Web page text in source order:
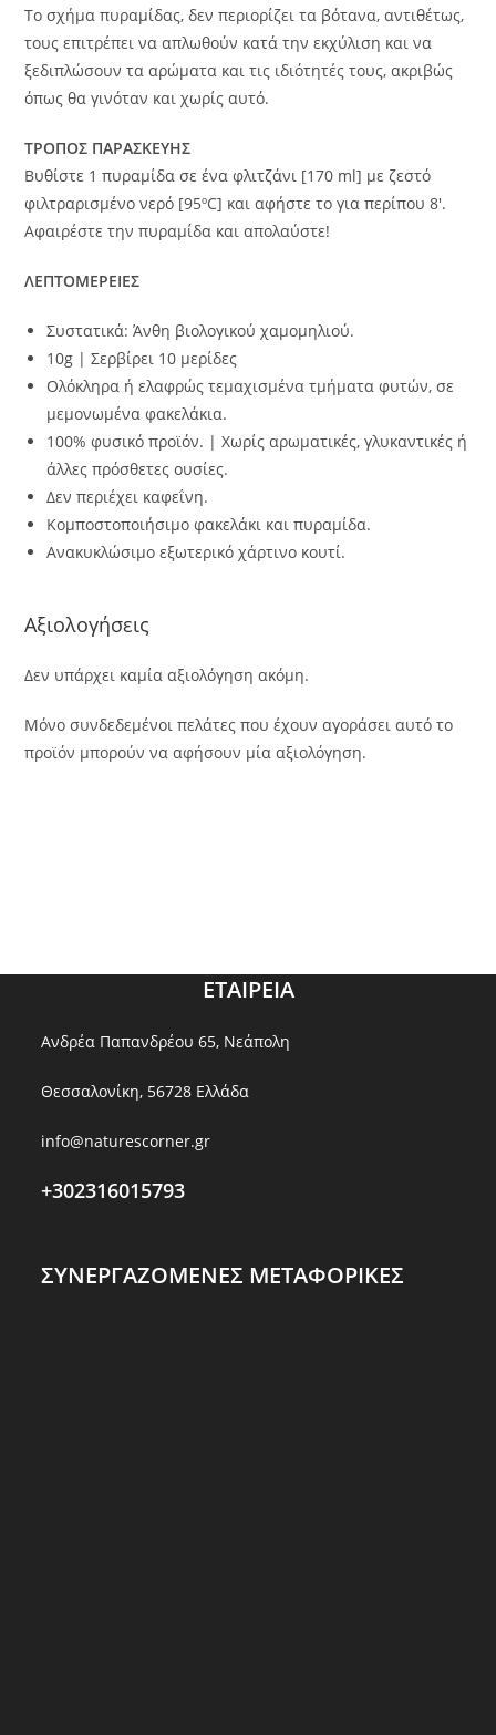
Το σχήμα πυραμίδας, δεν περιορίζει τα βότανα, αντιθέτως,
τους επιτρέπει να απλωθούν κατά την εκχύλιση και να
ξεδιπλώσουν τα αρώματα και τις ιδιότητές τους, ακριβώς
όπως θα γινόταν και χωρίς αυτό.
ΤΡΟΠΟΣ ΠΑΡΑΣΚΕΥΗΣ
Βυθίστε 1 πυραμίδα σε ένα φλιτζάνι [170 ml] με ζεστό
φιλτραρισμένο νερό [95ºC] και αφήστε το για περίπου 8′.
Αφαιρέστε την πυραμίδα και απολαύστε!
ΛΕΠΤΟΜΕΡΕΙΕΣ
Συστατικά: Άνθη βιολογικού χαμομηλιού.
10g | Σερβίρει 10 μερίδες
Ολόκληρα ή ελαφρώς τεμαχισμένα τμήματα φυτών, σε
μεμονωμένα φακελάκια.
100% φυσικό προϊόν. | Χωρίς αρωματικές, γλυκαντικές ή
άλλες πρόσθετες ουσίες.
Δεν περιέχει καφεΐνη.
Κομποστοποιήσιμο φακελάκι και πυραμίδα.
Ανακυκλώσιμο εξωτερικό χάρτινο κουτί.
Αξιολογήσεις
Δεν υπάρχει καμία αξιολόγηση ακόμη.
Μόνο συνδεδεμένοι πελάτες που έχουν αγοράσει αυτό το
προϊόν μπορούν να αφήσουν μία αξιολόγηση.
ΕΤΑΙΡΕΙΑ
Ανδρέα Παπανδρέου 65, Νεάπολη
Θεσσαλονίκη, 56728 Ελλάδα
info@naturescorner.gr
+302316015793
ΣΥΝΕΡΓΑΖΟΜΕΝΕΣ ΜΕΤΑΦΟΡΙΚΕΣ